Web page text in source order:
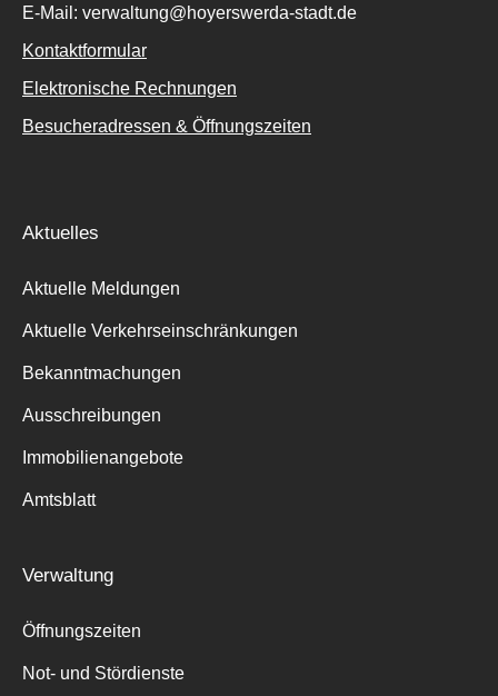
E-Mail: verwaltung@hoyerswerda-stadt.de
Kontaktformular
Elektronische Rechnungen
Besucheradressen & Öffnungszeiten
Aktuelles
Aktuelle Meldungen
Aktuelle Verkehrseinschränkungen
Bekanntmachungen
Ausschreibungen
Immobilienangebote
Amtsblatt
Verwaltung
Öffnungszeiten
Not- und Stördienste